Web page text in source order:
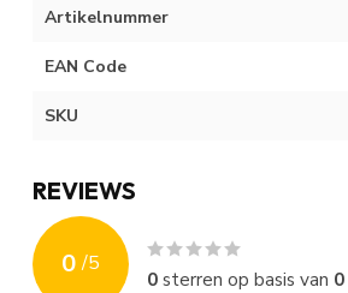
Artikelnummer
EAN Code
SKU
REVIEWS
0 /5
0sterren op basis van 0